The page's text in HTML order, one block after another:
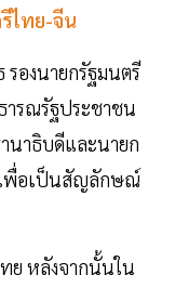
ไทย-จีน
องนายกรัฐมนตรี
ารณรัฐประชาชน
นาธิบดีและนายก
เพื่อเป็นสัญลักษณ์
ย หลังจากนั้นใน